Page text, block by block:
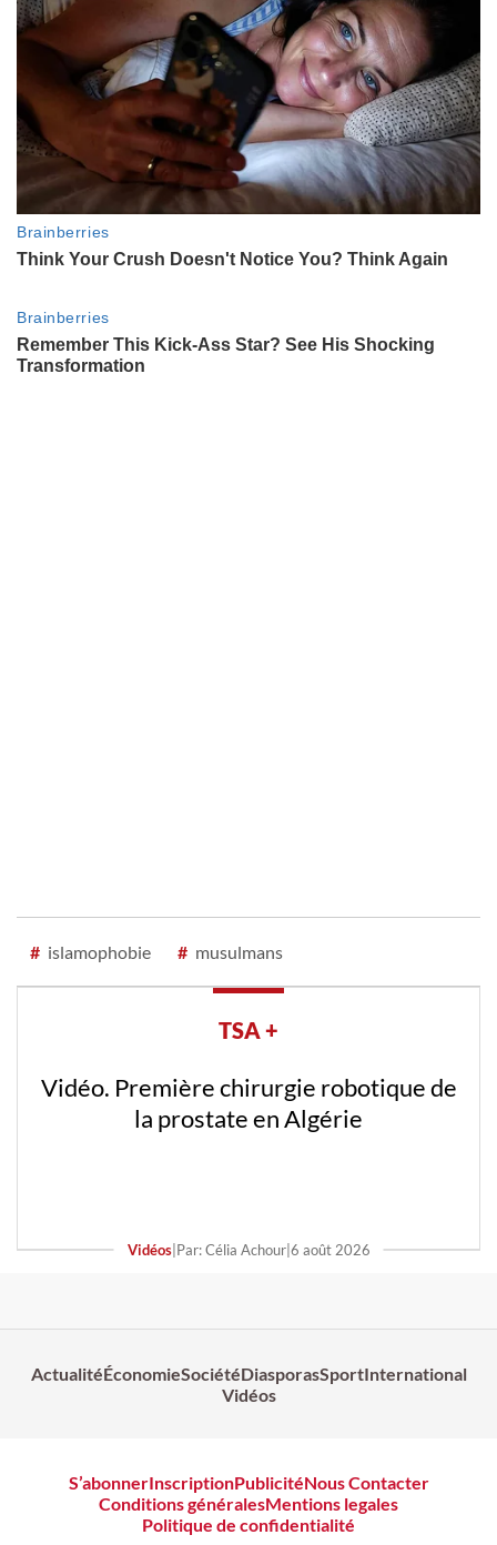
# islamophobie # musulmans
TSA +
Vidéo. Première chirurgie robotique de
la prostate en Algérie
Vidéos| Par: Célia Achour| 6 août 2026
ActualitéÉconomieSociétéDiasporasSportInternational
Vidéos
S’abonnerInscriptionPublicitéNous Contacter
Conditions généralesMentions legales
Politique de confidentialité